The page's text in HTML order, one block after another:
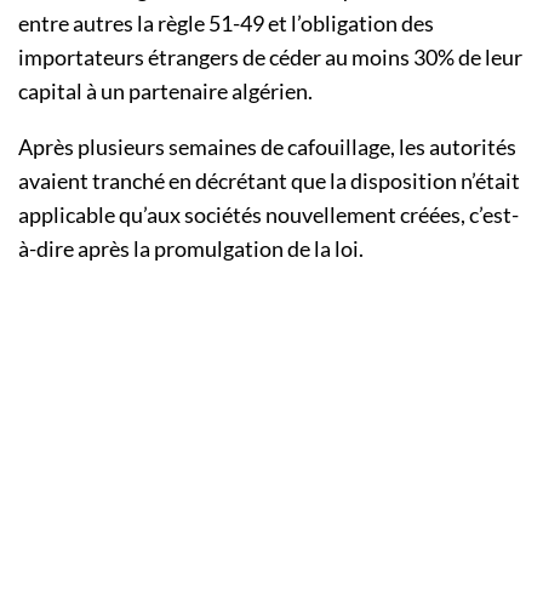
entre autres la règle 51-49 et l’obligation des
importateurs étrangers de céder au moins 30% de leur
capital à un partenaire algérien.
Après plusieurs semaines de cafouillage, les autorités
avaient tranché en décrétant que la disposition n’était
applicable qu’aux sociétés nouvellement créées, c’est-
à-dire après la promulgation de la loi.